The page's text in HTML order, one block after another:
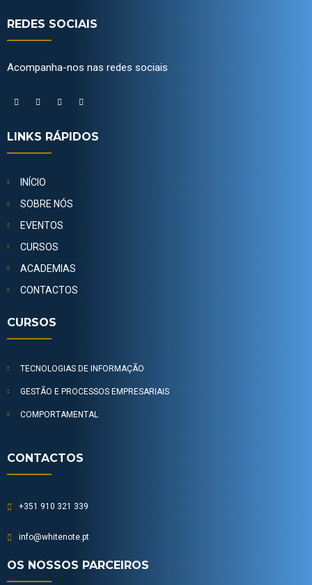
REDES SOCIAIS
Acompanha-nos nas redes sociais
LINKS RÁPIDOS
INÍCIO
SOBRE NÓS
EVENTOS
CURSOS
ACADEMIAS
CONTACTOS
CURSOS
TECNOLOGIAS DE INFORMAÇÃO
GESTÃO E PROCESSOS EMPRESARIAIS
COMPORTAMENTAL
CONTACTOS
+351 910 321 339
info@whitenote.pt
OS NOSSOS PARCEIROS